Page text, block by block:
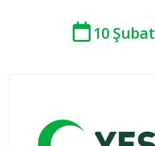
10 Şubat